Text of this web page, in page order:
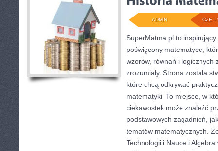
CZE -
ADMIN
SuperMatma.pl to
poświęcony matematyce,
wzorów, równań i logicznych
zrozumiały. Strona została
które chcą odkrywać
matematyki. To miejsce, w
ciekawostek może znaleźć
podstawowych zagadnień,
tematów matematycznych.
Technologii i Nauce i